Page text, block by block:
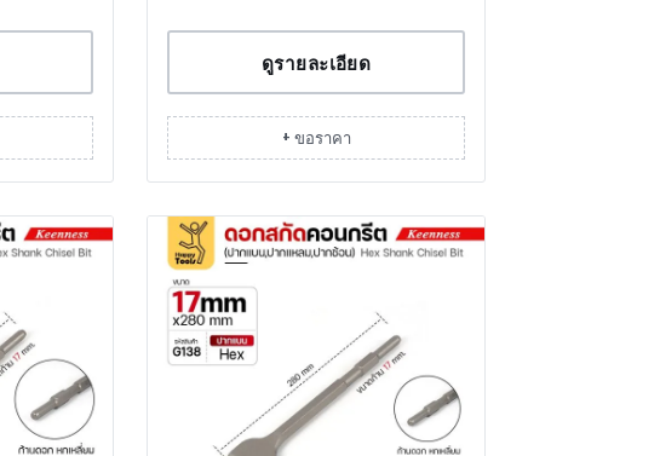
ดูรายละเอียด
+ ขอราคา